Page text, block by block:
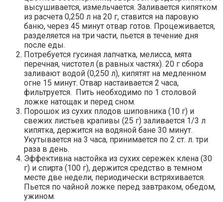
высушивается, измельчается. Заливается кипятком
из расчета 0,250 л на 20 г, ставится на паровую
баню, через 45 минут отвар готов. Процеживается,
разделяется на три части, пьется в течение дня
после еды.
Потребуется гусиная лапчатка, мелисса, мята
перечная, чистотел (в равных частях). 20 г сбора
заливают водой (0,250 л), кипятят на медленном
огне 15 минут. Отвар настаивается 2 часа,
фильтруется. Пить необходимо по 1 столовой
ложке натощак и перед сном.
Порошок из сухих плодов шиповника (10 г) и
свежих листьев крапивы (25 г) заливается 1/3 л
кипятка, держится на водяной бане 30 минут.
Укутывается на 3 часа, принимается по 2 ст. л. три
раза в день.
Эффективна настойка из сухих сережек клена (30
г) и спирта (100 г), держится средство в темном
месте две недели, периодически встряхивается.
Пьется по чайной ложке перед завтраком, обедом,
ужином.